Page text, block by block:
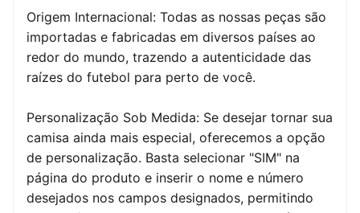
Origem Internacional: Todas as nossas peças são
importadas e fabricadas em diversos países ao
redor do mundo, trazendo a autenticidade das
raízes do futebol para perto de você.
Personalização Sob Medida: Se desejar tornar sua
camisa ainda mais especial, oferecemos a opção
de personalização. Basta selecionar "SIM" na
página do produto e inserir o nome e número
desejados nos campos designados, permitindo